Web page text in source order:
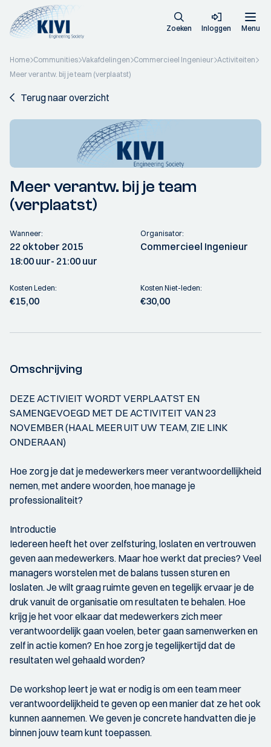
Zoeken Inloggen Menu
Home Communities Vakafdelingen Commercieel Ingenieur Activiteiten
Meer verantw. bij je team (verplaatst)
Terug naar overzicht
Meer verantw. bij je team
(verplaatst)
Wanneer:
22 oktober 2015
18:00 uur- 21:00 uur
Organisator:
Commercieel Ingenieur
Kosten Leden:
€15,00
Kosten Niet-leden:
€30,00
Omschrijving
DEZE ACTIVIEIT WORDT VERPLAATST EN
SAMENGEVOEGD MET DE ACTIVITEIT VAN 23
NOVEMBER (HAAL MEER UIT UW TEAM, ZIE LINK
ONDERAAN)
Hoe zorg je dat je medewerkers meer verantwoordellijkheid
nemen, met andere woorden, hoe manage je
professionaliteit?
Introductie
Iedereen heeft het over zelfsturing, loslaten en vertrouwen
geven aan medewerkers. Maar hoe werkt dat precies? Veel
managers worstelen met de balans tussen sturen en
loslaten. Je wilt graag ruimte geven en tegelijk ervaar je de
druk vanuit de organisatie om resultaten te behalen. Hoe
krijg je het voor elkaar dat medewerkers zich meer
verantwoordelijk gaan voelen, beter gaan samenwerken en
zelf in actie komen? En hoe zorg je tegelijkertijd dat de
resultaten wel gehaald worden?
De workshop leert je wat er nodig is om een team meer
verantwoordelijkheid te geven op een manier dat ze het ook
kunnen aannemen. We geven je concrete handvatten die je
binnen jouw team kunt toepassen.